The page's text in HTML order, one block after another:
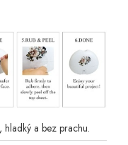
hladký a bez prachu.